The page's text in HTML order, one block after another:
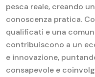
pesca reale, creando
conoscenza pratica.
qualificati e una
contribuiscono a un
e innovazione,
consapevole e